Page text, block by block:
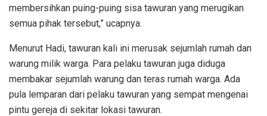
membersihkan puing-puing sisa tawuran yang merugikan
semua pihak tersebut,” ucapnya.
Menurut Hadi, tawuran kali ini merusak sejumlah rumah dan
warung milik warga. Para pelaku tawuran juga diduga
membakar sejumlah warung dan teras rumah warga. Ada
pula lemparan dari pelaku tawuran yang sempat mengenai
pintu gereja di sekitar lokasi tawuran.